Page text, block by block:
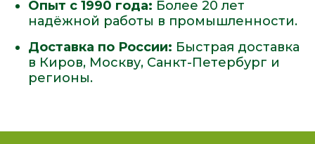
Опыт с 1990 года: Более 20 лет
надёжной работы в промышленности.
Доставка по России: Быстрая доставка
в Киров, Москву, Санкт-Петербург и
регионы.